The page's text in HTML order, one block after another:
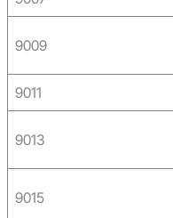
9009
9011
9013
9015